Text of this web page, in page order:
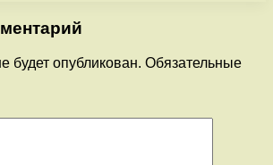
будет опубликован. Обязательные